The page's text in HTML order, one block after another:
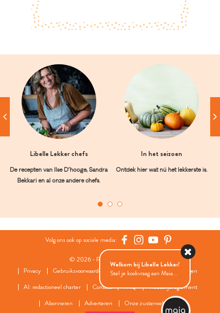
Libelle Lekker chefs
De recepten van Ilse D’hooge, Sandra
Bekkari en al onze andere chefs.
In het seizoen
Ontdek hier wat nú het lekkerste is.
Volg ons ook op sociale media:
© 2026 - Roularta Media Group
Privacy
Gebruiksvoorwaarden Cookies
Cookies instellingen
AI: redactioneel charter
Contact FAQ
Wedstrijdreglement
Abonneren
Adverteren Onze zusterwebsites
Welkom bij Libelle Lekker!
Stel je kookvraag aan Maia...